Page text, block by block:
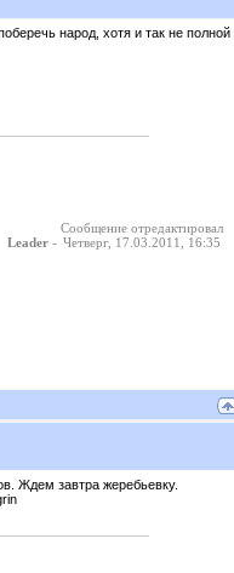
народ, хотя и так не полной
Сообщение отредактировал
Leader - Четверг, 17.03.2011, 16:35
Ждем завтра жеребьевку.